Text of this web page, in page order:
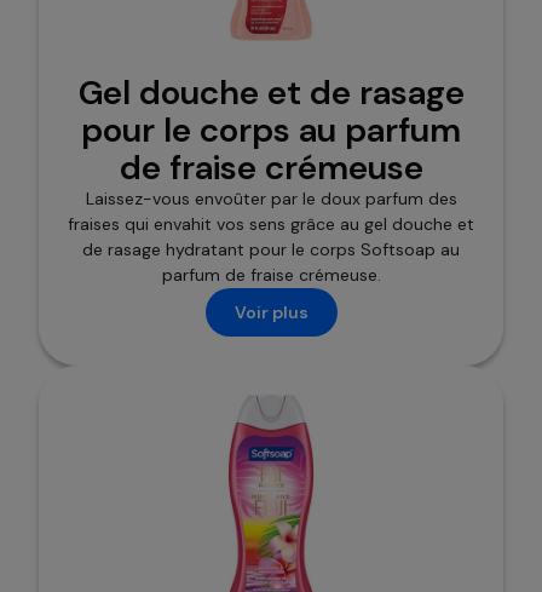
Gel douche et de rasage
pour le corps au parfum
de fraise crémeuse
Laissez-vous envoûter par le doux parfum des
fraises qui envahit vos sens grâce au gel douche et
de rasage hydratant pour le corps Softsoap au
parfum de fraise crémeuse.
Voir plus